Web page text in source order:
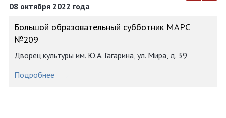
08 октября 2022 года
Большой образовательный субботник МАРС
№209
Дворец культуры им. Ю.А. Гагарина, ул. Мира, д. 39
Подробнее